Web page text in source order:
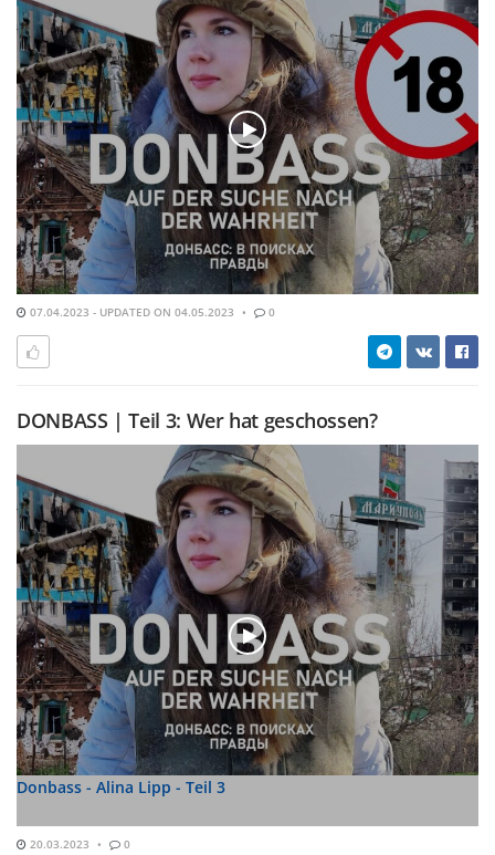
07.04.2023 - UPDATED ON 04.05.2023 0
DONBASS | Teil 3: Wer hat geschossen?
Donbass - Alina Lipp - Teil 3
20.03.2023 0